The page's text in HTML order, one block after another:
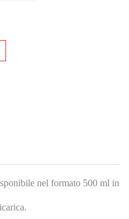
nel formato 500 ml in